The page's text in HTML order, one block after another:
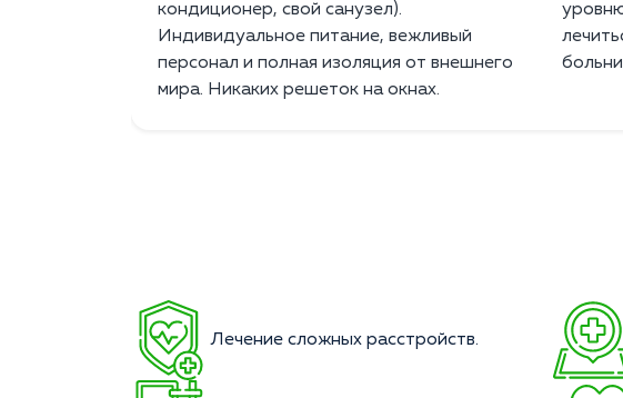
кондиционер, свой санузел).
Индивидуальное питание, вежливый
персонал и полная изоляция от внешнего
мира. Никаких решеток на окнах.
Лечение сложных расстройств.